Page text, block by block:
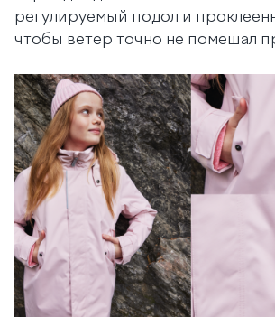
регулируемый подол и
чтобы ветер точно не помешал